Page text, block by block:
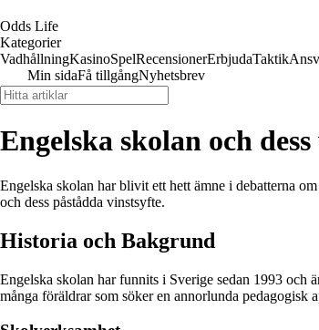
Odds Life
Kategorier
VadhållningKasinoSpelRecensionerErbjudaTaktik
Min sidaFå tillgångNyhetsbrev
Engelska skolan och
Engelska skolan har blivit ett hett ämne i debatterna
och dess påstådda vinstsyfte.
Historia och Bakgrund
Engelska skolan har funnits i Sverige sedan 1993 och
många föräldrar som söker en annorlunda pedagogisk